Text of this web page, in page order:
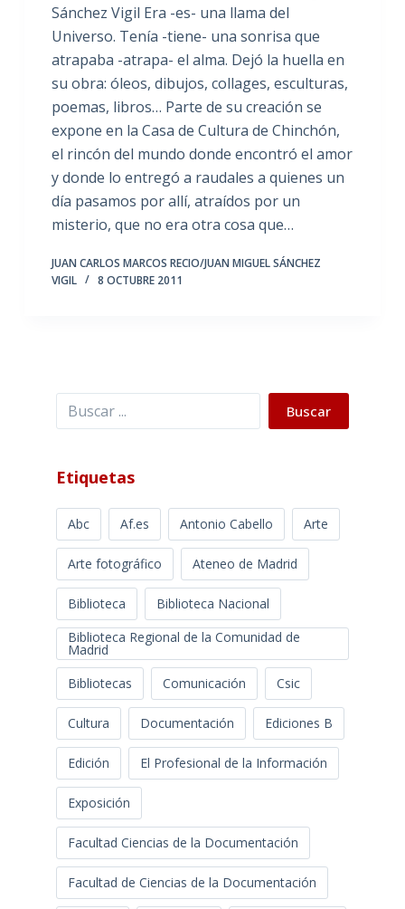
Sánchez Vigil Era -es- una llama del
Universo. Tenía -tiene- una sonrisa que
atrapaba -atrapa- el alma. Dejó la huella en
su obra: óleos, dibujos, collages, esculturas,
poemas, libros… Parte de su creación se
expone en la Casa de Cultura de Chinchón,
el rincón del mundo donde encontró el amor
y donde lo entregó a raudales a quienes un
día pasamos por allí, atraídos por un
misterio, que no era otra cosa que…
JUAN CARLOS MARCOS RECIO/JUAN MIGUEL SÁNCHEZ
VIGIL
8 OCTUBRE 2011
Buscar Buscar
Etiquetas
Abc Af.es Antonio Cabello Arte
Arte fotográfico Ateneo de Madrid
Biblioteca
Biblioteca Nacional
Biblioteca Regional de la Comunidad de
Madrid
Bibliotecas
Comunicación Csic
Cultura Documentación Ediciones B
Edición El Profesional de la Información
Exposición
Facultad Ciencias de la Documentación
Facultad de Ciencias de la Documentación